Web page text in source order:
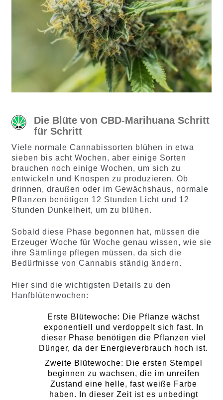
Die Blüte von CBD-Marihuana Schritt
für Schritt
Viele normale Cannabissorten blühen in etwa
sieben bis acht Wochen, aber einige Sorten
brauchen noch einige Wochen, um sich zu
entwickeln und Knospen zu produzieren. Ob
drinnen, draußen oder im Gewächshaus, normale
Pflanzen benötigen 12 Stunden Licht und 12
Stunden Dunkelheit, um zu blühen.
Sobald diese Phase begonnen hat, müssen die
Erzeuger Woche für Woche genau wissen, wie sie
ihre Sämlinge pflegen müssen, da sich die
Bedürfnisse von Cannabis ständig ändern.
Hier sind die wichtigsten Details zu den
Hanfblütenwochen:
Erste Blütewoche: Die Pflanze wächst
exponentiell und verdoppelt sich fast. In
dieser Phase benötigen die Pflanzen viel
Dünger, da der Energieverbrauch hoch ist.
Zweite Blütewoche: Die ersten Stempel
beginnen zu wachsen, die im unreifen
Zustand eine helle, fast weiße Farbe
haben. In dieser Zeit ist es unbedingt